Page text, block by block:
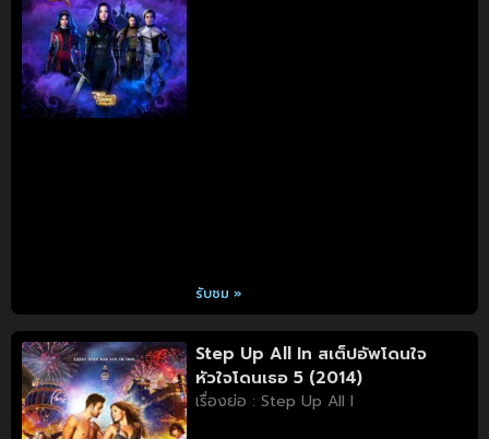
รับชม »
Step Up All In สเต็ปอัพโดนใจ
หัวใจโดนเธอ 5 (2014)
เรื่องย่อ : Step Up All I